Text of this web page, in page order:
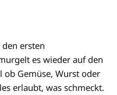
ersten
es wieder auf den
ob Gemüse, Wurst oder
erlaubt, was schmeckt.